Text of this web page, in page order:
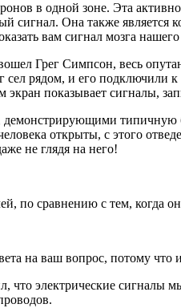
в одной зоне. Эта
сигнал. Она также
вам сигнал мозга
Грег Симпсон, весь
рядом, и его подключили
показывает сигналы,
открыты, с этого
не глядя на него!
по сравнению с тем, когда
на ваш вопрос, потому что
электрические сигналы